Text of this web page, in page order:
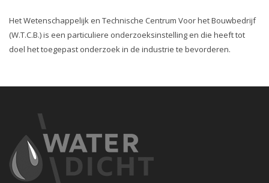
Het Wetenschappelijk en Technische Centrum Voor het Bouwbedrijf
(W.T.C.B.) is een particuliere onderzoeksinstelling en die heeft tot
doel het toegepast onderzoek in de industrie te bevorderen.